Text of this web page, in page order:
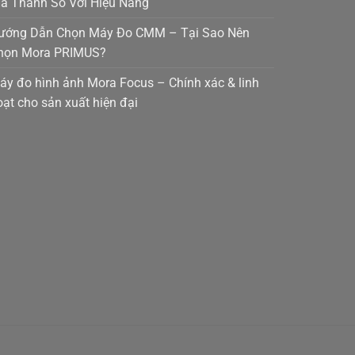
Dẫn Chọn Máy Đo CMM – Tại Sao Nên
Mora PRIMUS?
đo hình ảnh Mora Focus – Chính xác & linh
cho sản xuất hiện đại